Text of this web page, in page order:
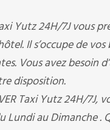
Yutz 24H/7J vous
Il s’occupe de
Vous avez besoin
disposition.
Taxi Yutz 24H/
Lundi au Dimanche .